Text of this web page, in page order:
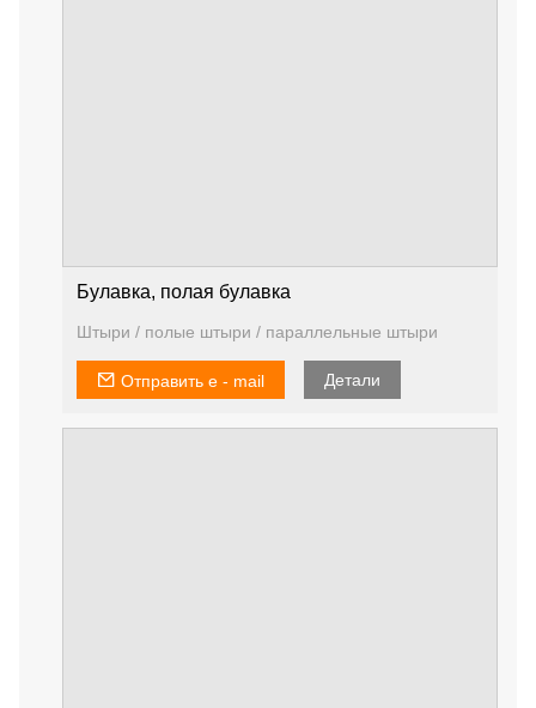
Булавка, полая булавка
Штыри / полые штыри / параллельные штыри
Отправить e - mail Детали